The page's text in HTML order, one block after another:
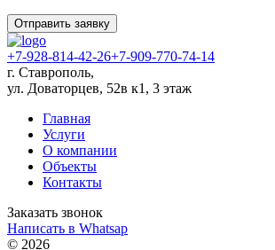
+7-928-814-42-26+7-909-770-74-14
​г. Ставрополь,
ул. Доваторцев, 52в к1​, 3 этаж
Главная
Услуги
О компании
Объекты
Контакты
Заказать звонок
Написать в Whatsap
© 2026